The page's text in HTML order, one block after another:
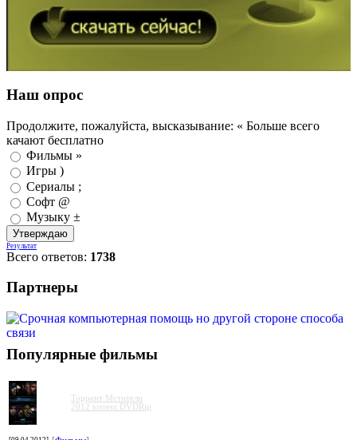
Наш опрос
Продолжите, пожалуйста, высказывание: « Больше всего
качают бесплатно
Фильмы »
Игры )
Сериалы ;
Софт @
Музыку ±
Результат
Всего ответов: 1738
Партнеры
Популярные фильмы
Торрент Мстители
2012 torrent DVDRip